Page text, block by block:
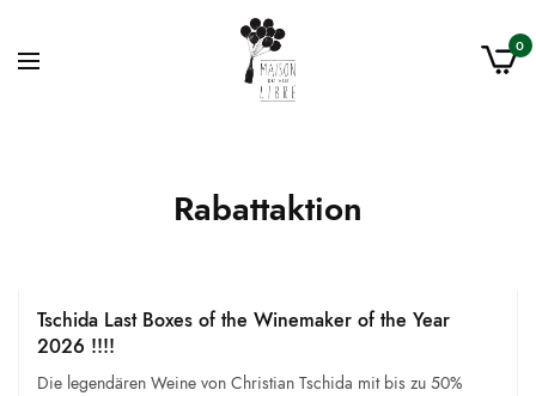
0
Rabattaktion
Tschida Last Boxes of the Winemaker of the Year
2026 !!!!
Die legendären Weine von Christian Tschida mit bis zu 50%